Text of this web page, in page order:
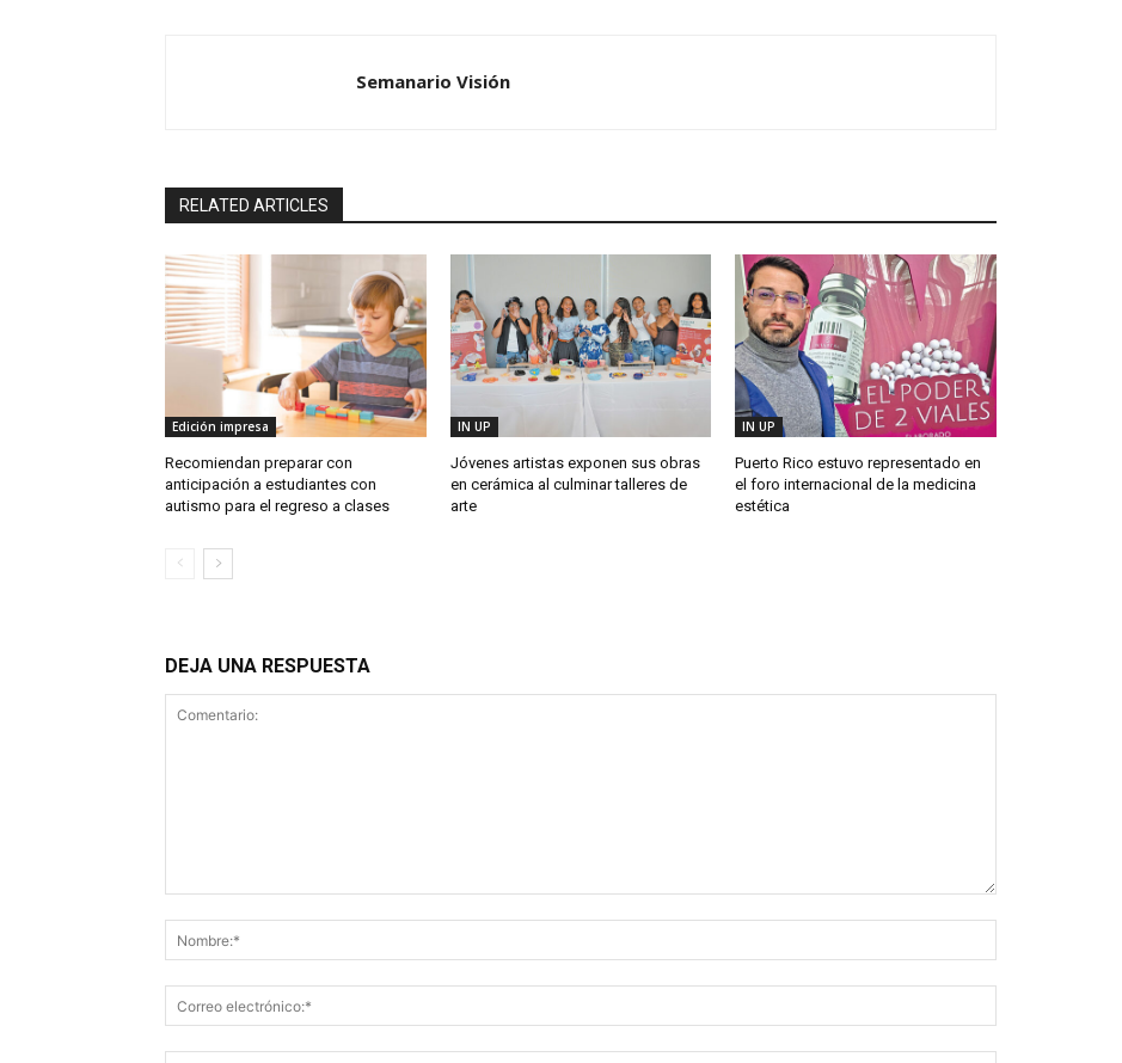
Semanario Visión
RELATED ARTICLES
Edición impresa
Recomiendan preparar con
anticipación a estudiantes con
autismo para el regreso a clases
IN UP
Jóvenes artistas exponen sus obras
en cerámica al culminar talleres de
arte
IN UP
Puerto Rico estuvo representado en
el foro internacional de la medicina
estética
DEJA UNA RESPUESTA
electrónico:*